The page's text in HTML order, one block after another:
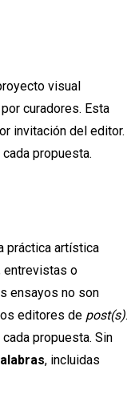
visual
curadores. Esta
invitación del editor.
propuesta.
práctica artística
entrevistas o
ensayos no son
editores de post(s).
propuesta. Sin
, incluidas